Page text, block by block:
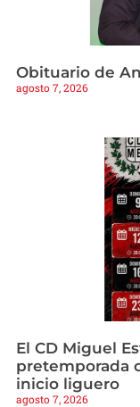
Obituario de
agosto 7, 2026
El CD Miguel
pretemporada
inicio liguero
agosto 7, 2026